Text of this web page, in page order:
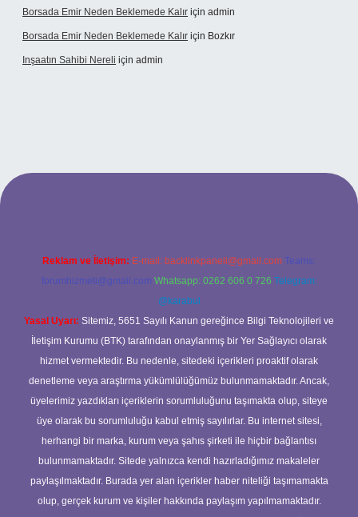
Borsada Emir Neden Beklemede Kalır için admin
Borsada Emir Neden Beklemede Kalır için Bozkır
Inşaatın Sahibi Nereli için admin
Reklam ve İletişim: E-mail: backlinkpaneli@gmail.com Teams:
forumhizmeti@gmail.com Whatsapp: 0262 606 0 726 Telegram:
@karabul
Yasal Uyarı: Sitemiz, 5651 Sayılı Kanun gereğince Bilgi Teknolojileri ve
İletişim Kurumu (BTK) tarafından onaylanmış bir Yer Sağlayıcı olarak
hizmet vermektedir. Bu nedenle, sitedeki içerikleri proaktif olarak
denetleme veya araştırma yükümlülüğümüz bulunmamaktadır. Ancak,
üyelerimiz yazdıkları içeriklerin sorumluluğunu taşımakta olup, siteye
üye olarak bu sorumluluğu kabul etmiş sayılırlar. Bu internet sitesi,
herhangi bir marka, kurum veya şahıs şirketi ile hiçbir bağlantısı
bulunmamaktadır. Sitede yalnızca kendi hazırladığımız makaleler
paylaşılmaktadır. Burada yer alan içerikler haber niteliği taşımamakta
olup, gerçek kurum ve kişiler hakkında paylaşım yapılmamaktadır.